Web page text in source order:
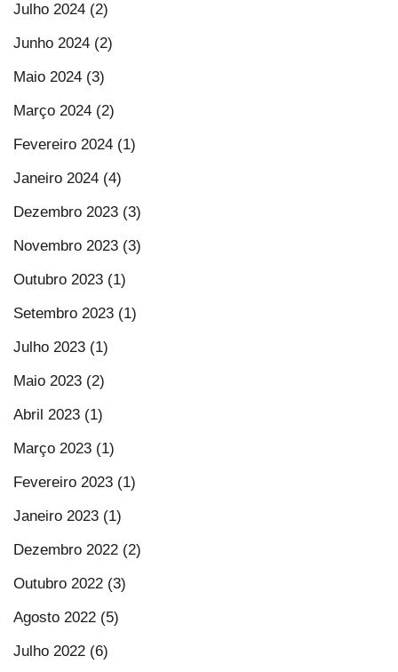
Julho 2024 (2)
Junho 2024 (2)
Maio 2024 (3)
Março 2024 (2)
Fevereiro 2024 (1)
Janeiro 2024 (4)
Dezembro 2023 (3)
Novembro 2023 (3)
Outubro 2023 (1)
Setembro 2023 (1)
Julho 2023 (1)
Maio 2023 (2)
Abril 2023 (1)
Março 2023 (1)
Fevereiro 2023 (1)
Janeiro 2023 (1)
Dezembro 2022 (2)
Outubro 2022 (3)
Agosto 2022 (5)
Julho 2022 (6)